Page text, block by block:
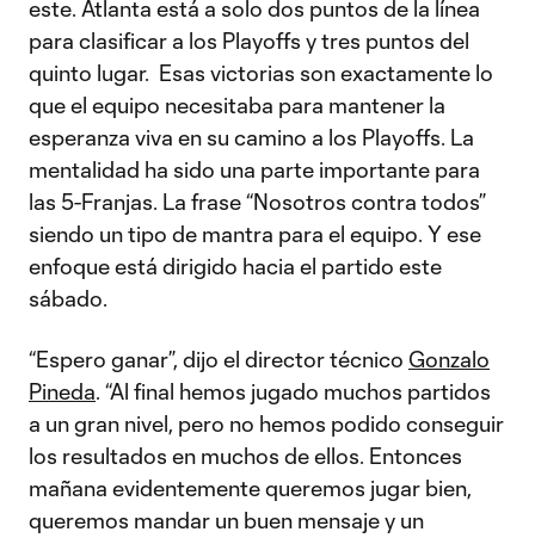
este. Atlanta está a solo dos puntos de la línea
para clasificar a los Playoffs y tres puntos del
quinto lugar. Esas victorias son exactamente lo
que el equipo necesitaba para mantener la
esperanza viva en su camino a los Playoffs. La
mentalidad ha sido una parte importante para
las 5-Franjas. La frase “Nosotros contra todos”
siendo un tipo de mantra para el equipo. Y ese
enfoque está dirigido hacia el partido este
sábado.
“Espero ganar”, dijo el director técnico Gonzalo
Pineda. “Al final hemos jugado muchos partidos
a un gran nivel, pero no hemos podido conseguir
los resultados en muchos de ellos. Entonces
mañana evidentemente queremos jugar bien,
queremos mandar un buen mensaje y un